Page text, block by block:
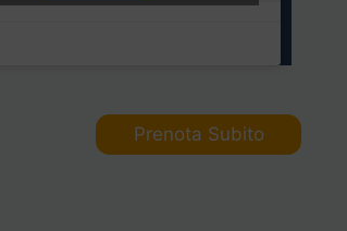
Prenota Subito